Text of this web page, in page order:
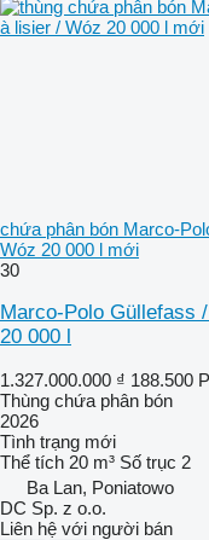
chứa phân bón Marco-
Wóz 20 000 l mới
30
Marco-Polo Güllefass
20 000 l
1.327.000.000 ₫ 188.500
Thùng chứa phân bón
2026
Tình trạng mới
Thể tích 20 m³ Số trục 2
Ba Lan, Poniatowo
DC Sp. z o.o.
Liên hệ với người bán